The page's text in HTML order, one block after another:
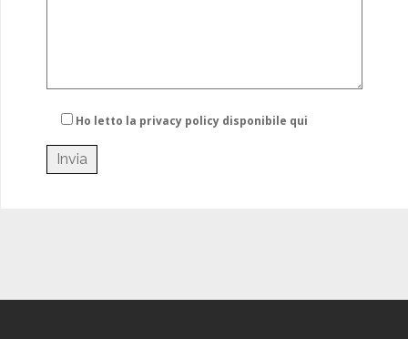
Ho letto la privacy policy disponibile qui